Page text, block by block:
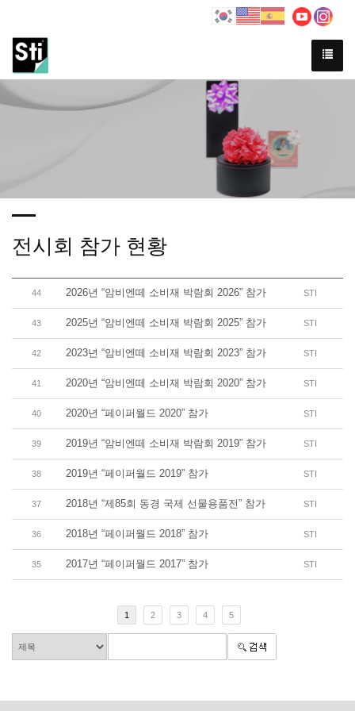
전시회 참가 현황
44 2026년 “암비엔떼 소비재 박람회 2026” 참가 STI
43 2025년 “암비엔떼 소비재 박람회 2025” 참가 STI
42 2023년 “암비엔떼 소비재 박람회 2023” 참가 STI
41 2020년 “암비엔떼 소비재 박람회 2020” 참가 STI
40 2020년 “페이퍼월드 2020” 참가 STI
39 2019년 “암비엔떼 소비재 박람회 2019” 참가 STI
38 2019년 “페이퍼월드 2019” 참가 STI
37 2018년 “제85회 동경 국제 선물용품전” 참가 STI
36 2018년 “페이퍼월드 2018” 참가 STI
35 2017년 “페이퍼월드 2017” 참가 STI
1 2 3 4 5